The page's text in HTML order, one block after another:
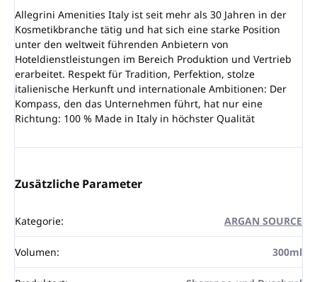
Allegrini Amenities Italy ist seit mehr als 30 Jahren in der
Kosmetikbranche tätig und hat sich eine starke Position
unter den weltweit führenden Anbietern von
Hoteldienstleistungen im Bereich Produktion und Vertrieb
erarbeitet. Respekt für Tradition, Perfektion, stolze
italienische Herkunft und internationale Ambitionen: Der
Kompass, den das Unternehmen führt, hat nur eine
Richtung: 100 % Made in Italy in höchster Qualität
Zusätzliche Parameter
Kategorie: ARGAN SOURCE
Volumen: 300ml